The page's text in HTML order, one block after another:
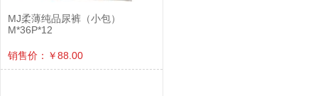
MJ柔薄纯品尿裤（小包）
M*36P*12
销售价：￥88.00